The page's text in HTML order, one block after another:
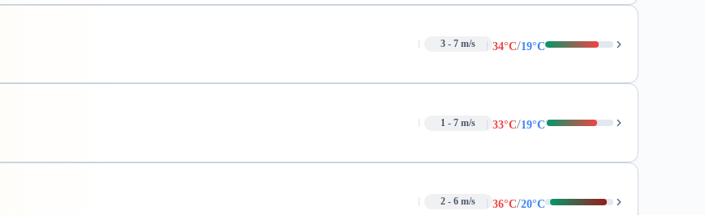
3 - 7 m/s 34°C/19°C
1 - 7 m/s 33°C/19°C
2 - 6 m/s 36°C/20°C